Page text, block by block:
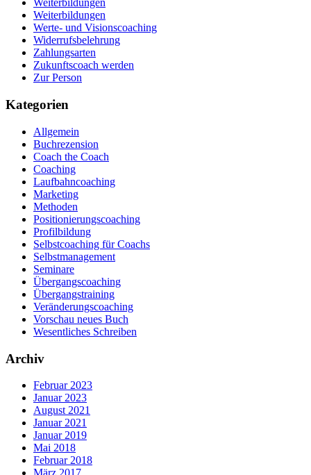
Weiterbildungen
Weiterbildungen
Werte- und Visionscoaching
Widerrufsbelehrung
Zahlungsarten
Zukunftscoach werden
Zur Person
Kategorien
Allgemein
Buchrezension
Coach the Coach
Coaching
Laufbahncoaching
Marketing
Methoden
Positionierungscoaching
Profilbildung
Selbstcoaching für Coachs
Selbstmanagement
Seminare
Übergangscoaching
Übergangstraining
Veränderungscoaching
Vorschau neues Buch
Wesentliches Schreiben
Archiv
Februar 2023
Januar 2023
August 2021
Januar 2021
Januar 2019
Mai 2018
Februar 2018